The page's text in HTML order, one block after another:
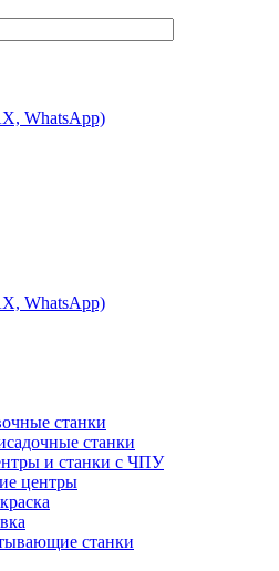
WhatsApp)
WhatsApp)
станки
станки
и станки с ЧПУ
центры
станки